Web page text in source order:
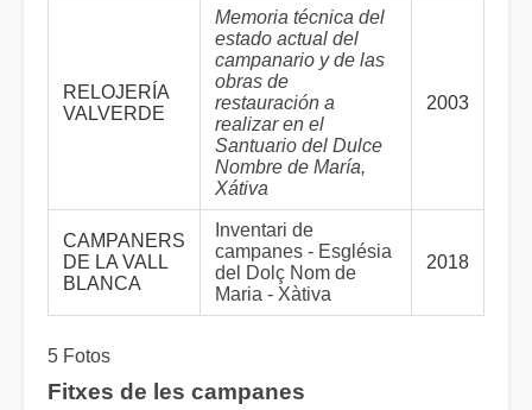
RELOJERÍA
VALVERDE
Memoria técnica del
estado actual del
campanario y de las
obras de
restauración a
realizar en el
Santuario del Dulce
Nombre de María,
Xátiva
2003
CAMPANERS
DE LA VALL
BLANCA
Inventari de
campanes - Església
del Dolç Nom de
Maria - Xàtiva
2018
5 Fotos
Fitxes de les campanes